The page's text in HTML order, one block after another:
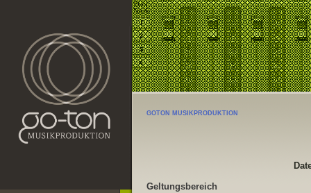
GOTON MUSIKPRODUKTION
Geltungsbereich